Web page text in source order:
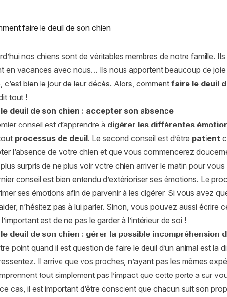
faire le deuil de son chien ?
nos chiens sont de véritables membres de notre famille.
en vacances avec nous… Ils nous apportent beaucoup de
c’est bien le jour de leur décès. Alors, commentfaire le deuil
tout !
le deuil de son chien : accepter son absence
conseil est d’apprendre à digérer les différentes
processus de deuil. Le second conseil est d’être patient
l’absence de votre chien et que vous commencerez
surpris de ne plus voir votre chien arriver le matin pour
conseil est bien entendu d’extérioriser ses émotions. Le
ses émotions afin de parvenir à les digérer. Si vous avez
n’hésitez pas à lui parler. Sinon, vous pouvez aussi écrire
l’important est de ne pas le garder à l’intérieur de soi !
le deuil de son chien : gérer la possible incompréhension
point quand il est question de faire le deuil d’un animal est la
Il arrive que vos proches, n’ayant pas les mêmes
tout simplement pas l’impact que cette perte a sur
cas, il est important d’être conscient que chacun suit son